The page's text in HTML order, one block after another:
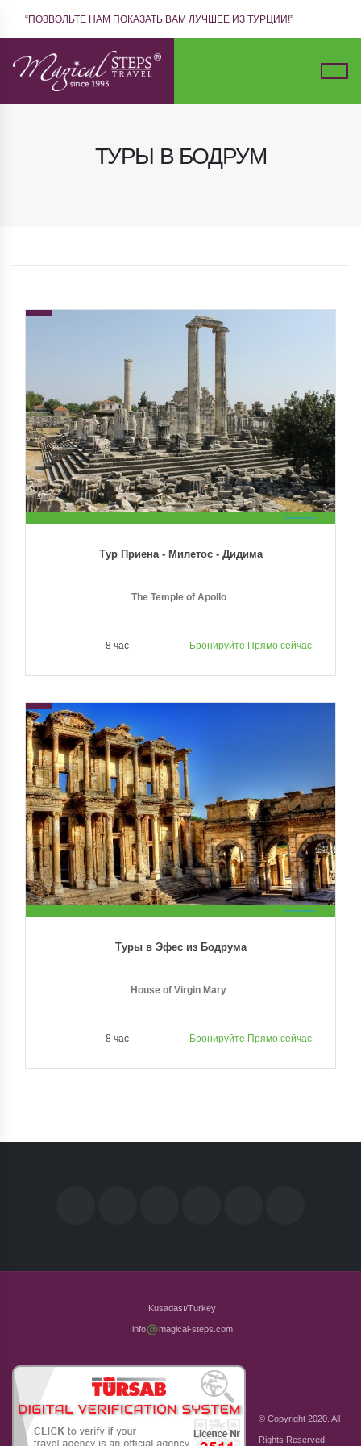
“ПОЗВОЛЬТЕ НАМ ПОКАЗАТЬ ВАМ ЛУЧШЕЕ ИЗ ТУРЦИИ!”
ТУРЫ В БОДРУМ
Тур Приена - Милетос - Дидима
The Temple of Apollo
8 час Бронируйте Прямо сейчас
Туры в Эфес из Бодрума
House of Virgin Mary
8 час
Бронируйте Прямо сейчас
Kusadası/Turkey
info magical-steps.com
© Copyright 2020. All
Rights Reserved.